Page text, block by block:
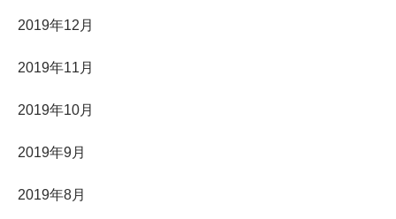
2019年12月
2019年11月
2019年10月
2019年9月
2019年8月